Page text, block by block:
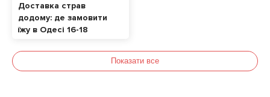
Доставка страв
додому: де замовити
їжу в Одесі 16-18
Показати все